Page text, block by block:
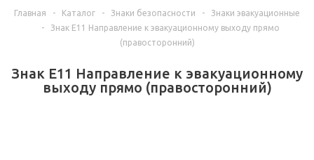
Главная - Каталог - Знаки безопасности -
Знаки эвакуационные
-
Знак E11 Направление к эвакуационному выходу прямо
(правосторонний)
Знак E11 Направление к эвакуационному
выходу прямо (правосторонний)